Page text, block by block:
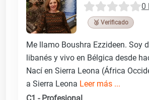
0
🥉 Verificado
Me llamo Boushra Ezzideen. Soy
libanés y vivo en Bélgica desde
Nací en Sierra Leona (África
a Sierra Leona Leer más ...